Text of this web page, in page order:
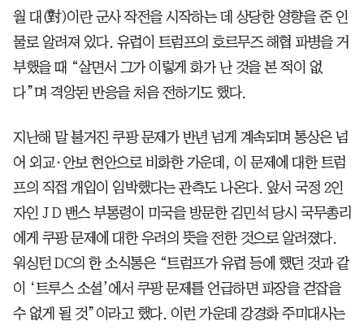
월 대(對)이란 군사 작전을 시작하는 데 상당한 영향을 준 인
물로 알려져 있다. 유럽이 트럼프의 호르무즈 해협 파병을 거
부했을 때 “살면서 그가 이렇게 화가 난 것을 본 적이 없
다”며 격앙된 반응을 처음 전하기도 했다.
지난해 말 불거진 쿠팡 문제가 반년 넘게 계속되며 통상은 넘
어 외교·안보 현안으로 비화한 가운데, 이 문제에 대한 트럼
프의 직접 개입이 임박했다는 관측도 나온다. 앞서 국정 2인
자인 J D 밴스 부통령이 미국을 방문한 김민석 당시 국무총리
에게 쿠팡 문제에 대한 우려의 뜻을 전한 것으로 알려졌다.
워싱턴 DC의 한 소식통은 “트럼프가 유럽 등에 했던 것과 같
이 ‘트루스 소셜’에서 쿠팡 문제를 언급하면 파장을 걷잡을
수 없게 될 것”이라고 했다. 이런 가운데 강경화 주미대사는